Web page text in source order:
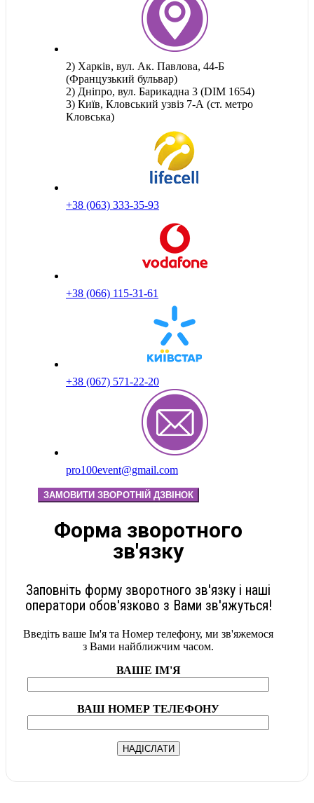
2) Харків, вул. Ак. Павлова, 44-Б
(Французький бульвар)
2) Дніпро, вул. Барикадна 3 (DIM 1654)
3) Київ, Кловський узвіз 7-А (ст. метро
Кловська)
+38 (063) 333-35-93
+38 (066) 115-31-61
+38 (067) 571-22-20
pro100event@gmail.com
ЗАМОВИТИ ЗВОРОТНІЙ ДЗВІНОК
Форма зворотного
зв'язку
Заповніть форму зворотного зв'язку і наші
оператори обов'язково з Вами зв'яжуться!
Введіть ваше Ім'я та Номер телефону, ми зв'яжемося
з Вами найближчим часом.
ВАШЕ ІМ'Я
ВАШ НОМЕР ТЕЛЕФОНУ